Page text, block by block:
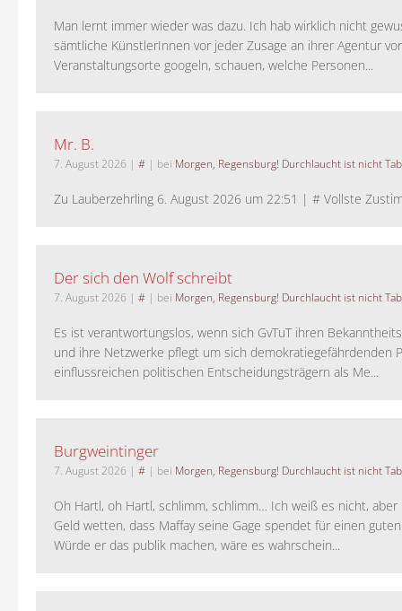
Man lernt immer wieder was dazu. Ich hab wirklich nicht
sämtliche KünstlerInnen vor jeder Zusage an ihrer Agentur
Veranstaltungsorte googeln, schauen, welche Personen...
Mr. B.
7. August 2026 | # | bei Morgen, Regensburg! Durchlaucht ist nicht
Zu Lauberzehrling 6. August 2026 um 22:51 | # Vollste
Der sich den Wolf schreibt
7. August 2026 | # | bei Morgen, Regensburg! Durchlaucht ist nicht
Es ist verantwortungslos, wenn sich GvTuT ihren
und ihre Netzwerke pflegt um sich demokratiegefährdenden
einflussreichen politischen Entscheidungsträgern als Me...
Burgweintinger
7. August 2026 | # | bei Morgen, Regensburg! Durchlaucht ist nicht
Oh Hartl, oh Hartl, schlimm, schlimm… Ich weiß es nicht, aber
Geld wetten, dass Maffay seine Gage spendet für einen
Würde er das publik machen, wäre es wahrschein...